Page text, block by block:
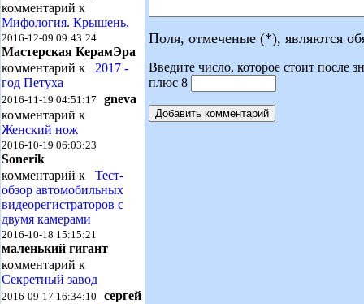
комментарий к
Мифология. Крышень.
2016-12-09 09:43:24
Мастерская КерамЭра
комментарий к 2017 -
год Петуха
2016-11-19 04:51:17 gneva
комментарий к
Женский нож
2016-10-19 06:03:23
Sonerik
комментарий к Тест-
обзор автомобильных
видеорегистраторов с
двумя камерами
2016-10-18 15:15:21
маленький гигант
комментарий к
Секретный завод
2016-09-17 16:34:10 сергей
Поля, отмеченые (*), являются
Введите число, которое стоит после
плюс 8